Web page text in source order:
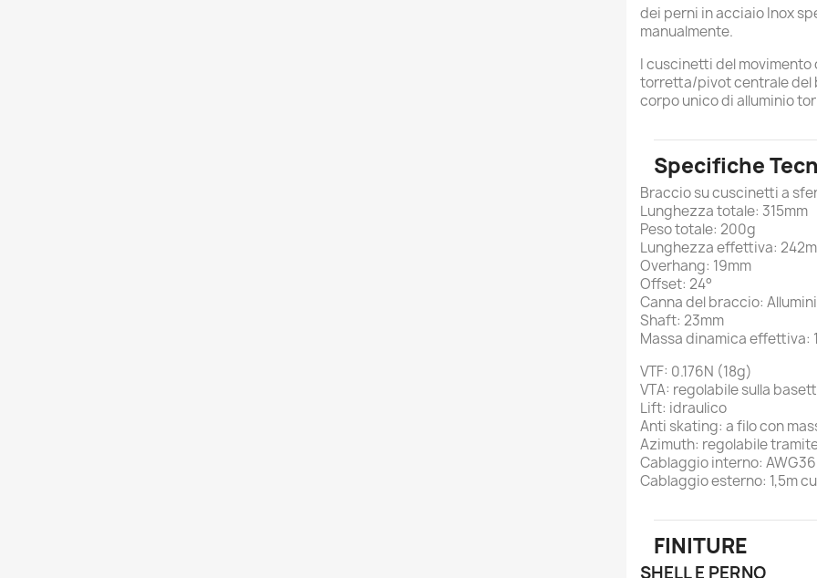
dei perni in acciaio Inox
manualmente.
I cuscinetti del
torretta/pivot centrale del
corpo unico di alluminio
Specifiche
Braccio su cuscinetti a
Lunghezza totale: 315mm
Peso totale: 200g
Lunghezza effettiva:
Overhang: 19mm
Offset: 24°
Canna del braccio:
Shaft: 23mm
Massa dinamica effettiva:
VTF: 0.176N (18g)
VTA: regolabile sulla
Lift: idraulico
Anti skating: a filo con
Azimuth: regolabile
Cablaggio interno:
Cablaggio esterno: 1,5m
FINITURE
SHELL E PERNO